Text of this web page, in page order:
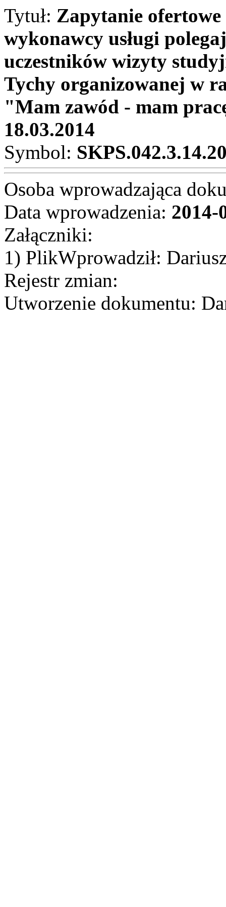
Tytuł: Zapytanie ofertowe
wykonawcy usługi
uczestników wizyty
Tychy organizowanej w
"Mam zawód - mam
18.03.2014
Symbol:
Osoba wprowadzająca
Data wprowadzenia: 2014-
Załączniki:
1) PlikWprowadził:
Rejestr zmian:
Utworzenie dokumentu: